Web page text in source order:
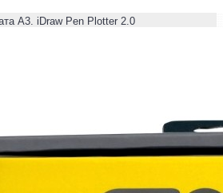
А3. iDraw Pen Plotter 2.0